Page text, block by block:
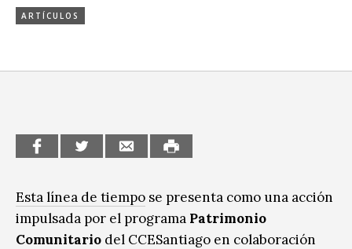
Sitios de interés
Escénicas
Música / Sonido
Patrimonio
Radio / Podcast
ARTÍCULOS
Esta línea de tiempo se presenta como una acción
impulsada por el programa Patrimonio
Comunitario del CCESantiago en colaboración